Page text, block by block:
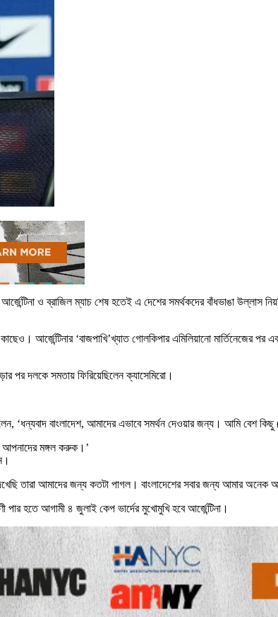
ও ব্রাজিল ম্যাচ শেষ হতেই এ দেশের সমর্থকদের বাঁধভাঙা উল্লাস
আর্জেন্টিনার ‘বাজপাখি’খ্যাত গোলকিপার এমিলিয়ানো মার্তিনেজের পর
পর দলকে সমতায় ফিরিয়েছিলেন ক্যাসেমিরো।
‘ধন্যবাদ বাংলাদেশ, আমাদের এভাবে সমর্থন দেওয়ার জন্য। আমি বেশ
আপনাদের মঙ্গল করুক।’
তারা আমাদের জন্য কতটা পাগল। বাংলাদেশের সবার জন্য আমার অনেক
হতে আগামী ৪ জুলাই কেপ ভার্দের মুখোমুখি হবে আর্জেন্টিনা।